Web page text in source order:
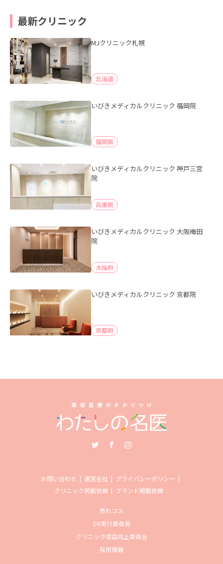
最新クリニック
MJクリニック札幌
北海道
いびきメディカルクリニック 福岡院
福岡県
いびきメディカルクリニック 神戸三宮
院
兵庫県
いびきメディカルクリニック 大阪梅田
院
大阪府
いびきメディカルクリニック 京都院
京都府
お問い合わせ 運営会社
プライバシーポリシー
クリニック掲載依頼
ブランド掲載依頼
売れコス
DX実行委員長
クリニック収益向上委員会
採用情報